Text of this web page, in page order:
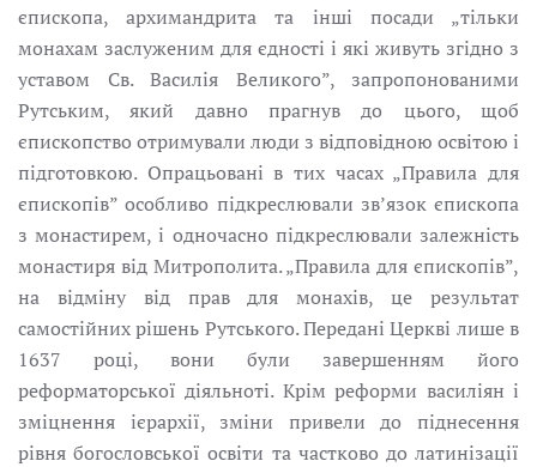
єпископа, архимандрита та інші посади „тільки
монахам заслуженим для єдності і які живуть згідно з
уставом Св. Василія Великого”, запропонованими
Рутським, який давно прагнув до цього, щоб
єпископство отримували люди з відповідною освітою і
підготовкою. Опрацьовані в тих часах „Правила для
єпископів” особливо підкреслювали зв’язок єпископа
з монастирем, і одночасно підкреслювали залежність
монастиря від Митрополита. „Правила для єпископів”,
на відміну від прав для монахів, це результат
самостійних рішень Рутського. Передані Церкві лише в
1637 pоці, вони були завершенням його
реформаторської діяльноті. Крім реформи василіян і
зміцнення ієрархії, зміни привели до піднесення
рівня богословської освіти та частково до латинізації